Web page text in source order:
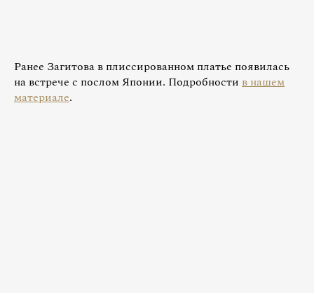
Ранее Загитова в плиссированном платье появилась
на встрече с послом Японии. Подробности в нашем
материале.